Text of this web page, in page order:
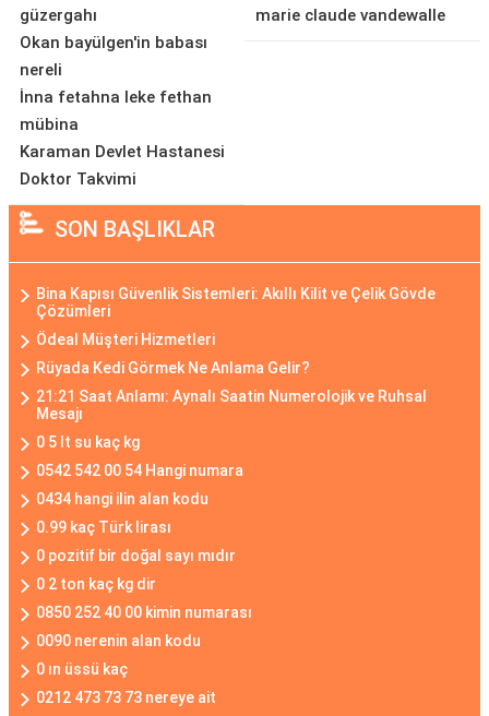
güzergahı
Okan bayülgen'in babası
nereli
İnna fetahna leke fethan
mübina
Karaman Devlet Hastanesi
Doktor Takvimi
marie claude vandewalle
SON BAŞLIKLAR
Bina Kapısı Güvenlik Sistemleri: Akıllı Kilit ve Çelik Gövde
Çözümleri
Ödeal Müşteri Hizmetleri
Rüyada Kedi Görmek Ne Anlama Gelir?
21:21 Saat Anlamı: Aynalı Saatin Numerolojik ve Ruhsal
Mesajı
0 5 lt su kaç kg
0542 542 00 54 Hangi numara
0434 hangi ilin alan kodu
0.99 kaç Türk lirası
0 pozitif bir doğal sayı mıdır
0 2 ton kaç kg dir
0850 252 40 00 kimin numarası
0090 nerenin alan kodu
0 ın üssü kaç
0212 473 73 73 nereye ait